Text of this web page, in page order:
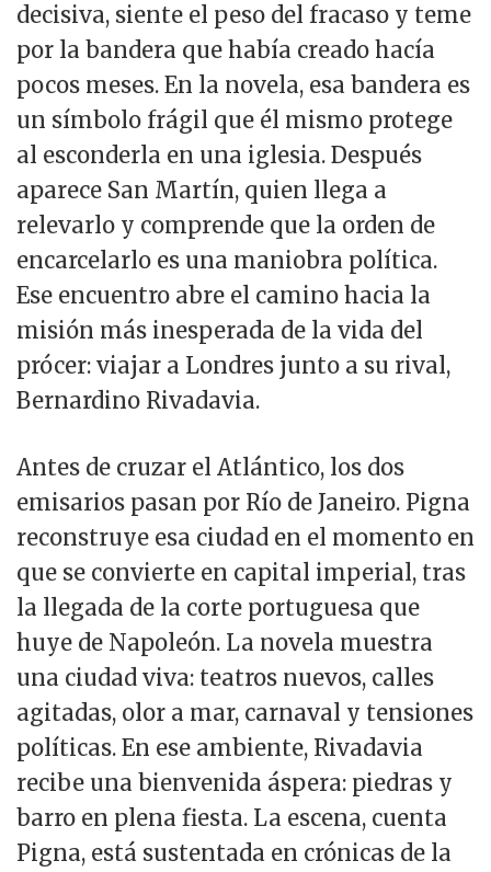
decisiva, siente el peso del fracaso y teme
por la bandera que había creado hacía
pocos meses. En la novela, esa bandera es
un símbolo frágil que él mismo protege
al esconderla en una iglesia. Después
aparece San Martín, quien llega a
relevarlo y comprende que la orden de
encarcelarlo es una maniobra política.
Ese encuentro abre el camino hacia la
misión más inesperada de la vida del
prócer: viajar a Londres junto a su rival,
Bernardino Rivadavia.
Antes de cruzar el Atlántico, los dos
emisarios pasan por Río de Janeiro. Pigna
reconstruye esa ciudad en el momento en
que se convierte en capital imperial, tras
la llegada de la corte portuguesa que
huye de Napoleón. La novela muestra
una ciudad viva: teatros nuevos, calles
agitadas, olor a mar, carnaval y tensiones
políticas. En ese ambiente, Rivadavia
recibe una bienvenida áspera: piedras y
barro en plena fiesta. La escena, cuenta
Pigna, está sustentada en crónicas de la